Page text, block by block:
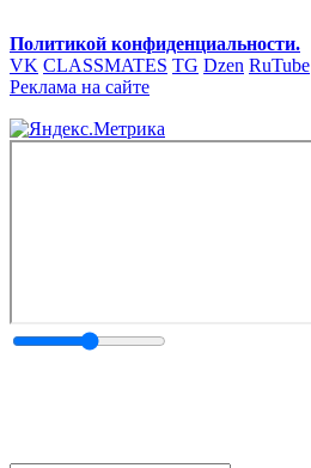
Политикой конфиденциальности.
VK CLASSMATES TG Dzen RuTube
Реклама на сайте